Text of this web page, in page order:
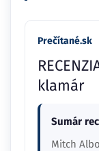
Prečítané.sk
klamár
Sumár
Mitch